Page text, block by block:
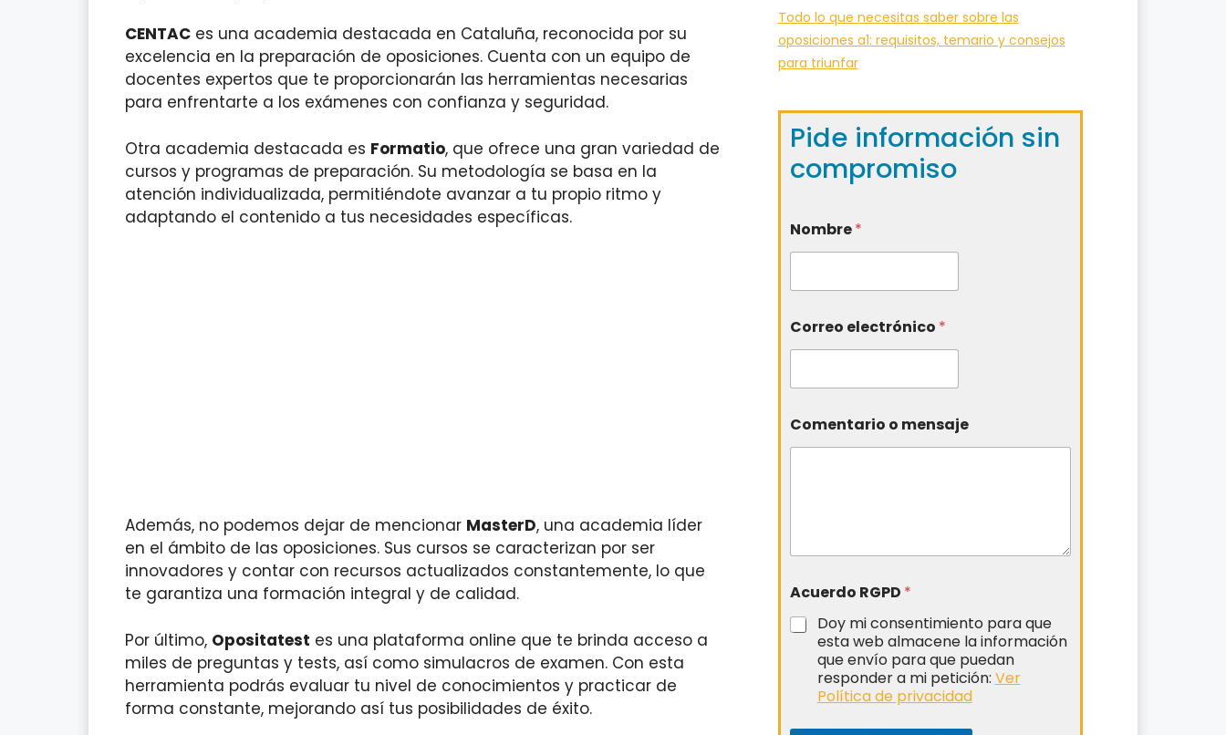
CENTAC es una academia destacada en Cataluña, reconocida por su
excelencia en la preparación de oposiciones. Cuenta con un equipo de
docentes expertos que te proporcionarán las herramientas necesarias
para enfrentarte a los exámenes con confianza y seguridad.
Otra academia destacada es Formatio, que ofrece una gran variedad de
cursos y programas de preparación. Su metodología se basa en la
atención individualizada, permitiéndote avanzar a tu propio ritmo y
adaptando el contenido a tus necesidades específicas.
Además, no podemos dejar de mencionar MasterD, una academia líder
en el ámbito de las oposiciones. Sus cursos se caracterizan por ser
innovadores y contar con recursos actualizados constantemente, lo que
te garantiza una formación integral y de calidad.
Por último, Opositatest es una plataforma online que te brinda acceso a
miles de preguntas y tests, así como simulacros de examen. Con esta
herramienta podrás evaluar tu nivel de conocimientos y practicar de
forma constante, mejorando así tus posibilidades de éxito.
Todo lo que necesitas saber sobre las
oposiciones a1: requisitos, temario y consejos
para triunfar
Pide información sin
compromiso
Nombre*
Correo electrónico *
Comentario o mensaje
Acuerdo RGPD *
Doy mi consentimiento para que
esta web almacene la información
que envío para que puedan
responder a mi petición: Ver
Política de privacidad